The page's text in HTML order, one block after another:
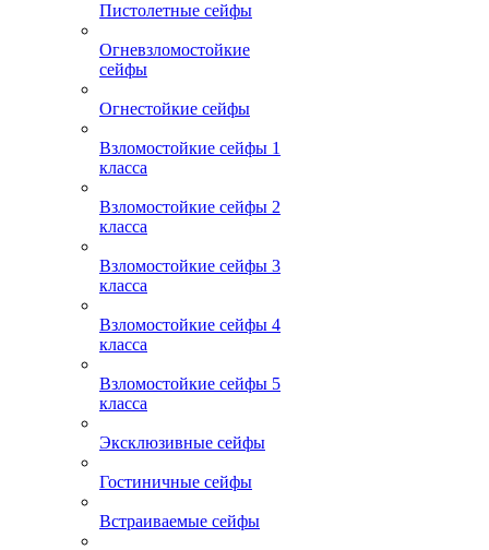
Пистолетные сейфы
Огневзломостойкие
сейфы
Огнестойкие сейфы
Взломостойкие сейфы 1
класса
Взломостойкие сейфы 2
класса
Взломостойкие сейфы 3
класса
Взломостойкие сейфы 4
класса
Взломостойкие сейфы 5
класса
Эксклюзивные сейфы
Гостиничные сейфы
Встраиваемые сейфы